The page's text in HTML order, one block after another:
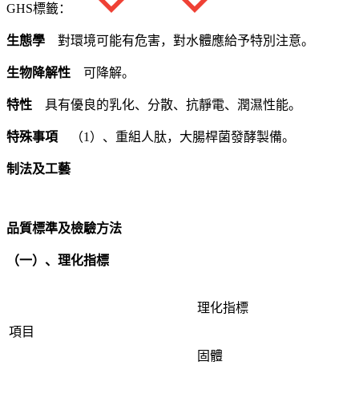
GHS標籤：
生態學 對環境可能有危害，對水體應給予特別注意。
生物降解性 可降解。
特性 具有優良的乳化、分散、抗靜電、潤濕性能。
特殊事項 （1）、重組人肽，大腸桿菌發酵製備。
制法及工藝
品質標準及檢驗方法
（一）、理化指標
項目
理化指標
固體